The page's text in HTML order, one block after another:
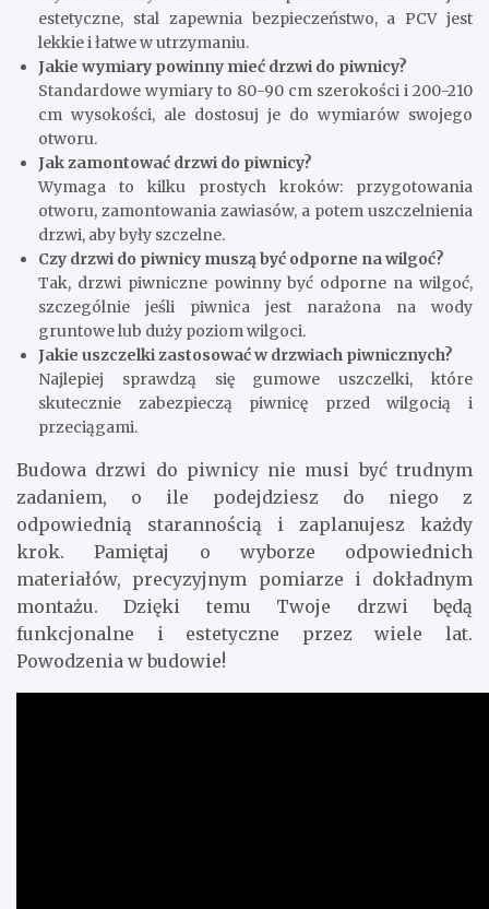
estetyczne, stal zapewnia bezpieczeństwo, a PCV jest
lekkie i łatwe w utrzymaniu.
Jakie wymiary powinny mieć drzwi do piwnicy?
Standardowe wymiary to 80-90 cm szerokości i 200-210
cm wysokości, ale dostosuj je do wymiarów swojego
otworu.
Jak zamontować drzwi do piwnicy?
Wymaga to kilku prostych kroków: przygotowania
otworu, zamontowania zawiasów, a potem uszczelnienia
drzwi, aby były szczelne.
Czy drzwi do piwnicy muszą być odporne na wilgoć?
Tak, drzwi piwniczne powinny być odporne na wilgoć,
szczególnie jeśli piwnica jest narażona na wody
gruntowe lub duży poziom wilgoci.
Jakie uszczelki zastosować w drzwiach piwnicznych?
Najlepiej sprawdzą się gumowe uszczelki, które
skutecznie zabezpieczą piwnicę przed wilgocią i
przeciągami.
Budowa drzwi do piwnicy nie musi być trudnym
zadaniem, o ile podejdziesz do niego z
odpowiednią starannością i zaplanujesz każdy
krok. Pamiętaj o wyborze odpowiednich
materiałów, precyzyjnym pomiarze i dokładnym
montażu. Dzięki temu Twoje drzwi będą
funkcjonalne i estetyczne przez wiele lat.
Powodzenia w budowie!